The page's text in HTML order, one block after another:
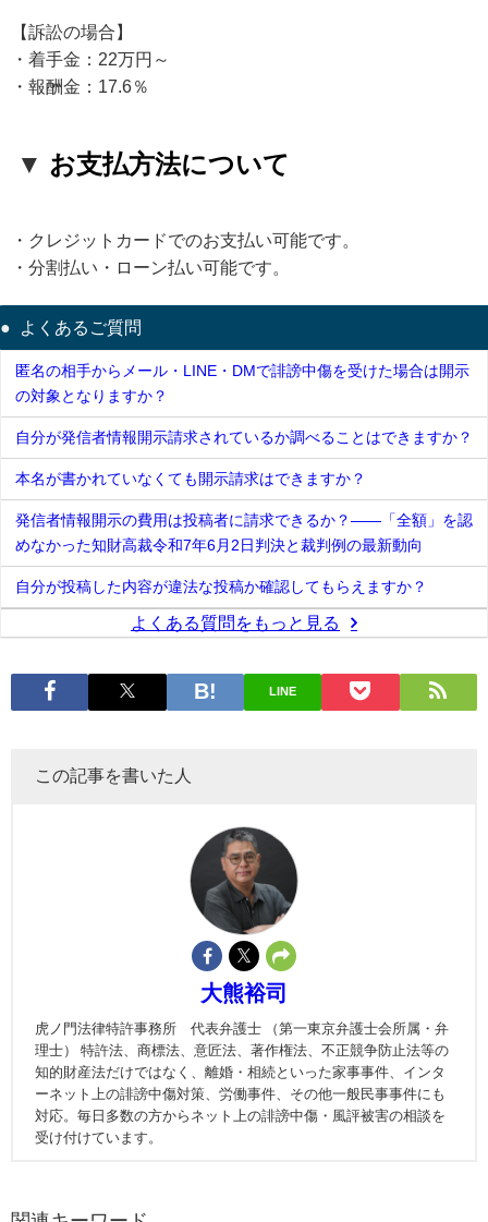
【訴訟の場合】
・着手金：22万円～
・報酬金：17.6％
▼ お支払方法について
・クレジットカードでのお支払い可能です。
・分割払い・ローン払い可能です。
よくあるご質問
匿名の相手からメール・LINE・DMで誹謗中傷を受けた場合は開示
の対象となりますか？
自分が発信者情報開示請求されているか調べることはできますか？
本名が書かれていなくても開示請求はできますか？
発信者情報開示の費用は投稿者に請求できるか？――「全額」を認
めなかった知財高裁令和7年6月2日判決と裁判例の最新動向
自分が投稿した内容が違法な投稿か確認してもらえますか？
よくある質問をもっと見る
LINE
この記事を書いた人
大熊裕司
虎ノ門法律特許事務所 代表弁護士 （第一東京弁護士会所属・弁
理士） 特許法、商標法、意匠法、著作権法、不正競争防止法等の
知的財産法だけではなく、離婚・相続といった家事事件、インタ
ーネット上の誹謗中傷対策、労働事件、その他一般民事事件にも
対応。毎日多数の方からネット上の誹謗中傷・風評被害の相談を
受け付けています。